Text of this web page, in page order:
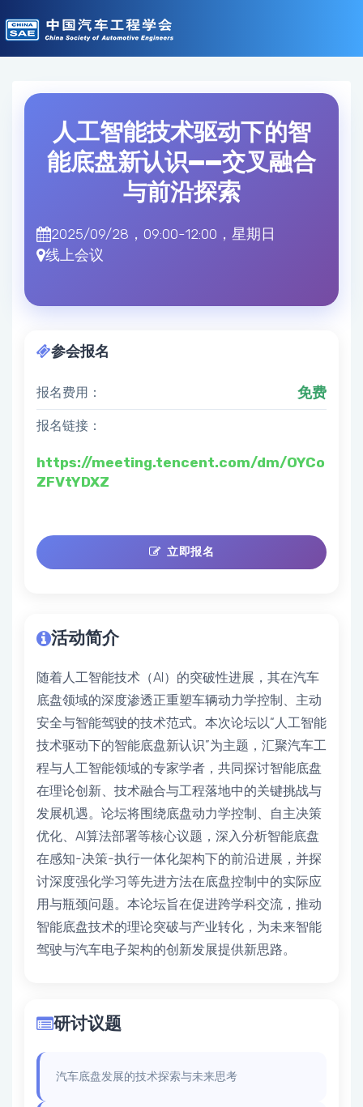
人工智能技术驱动下的智
能底盘新认识——交叉融合
与前沿探索
2025/09/28，09:00-12:00，星期日
线上会议
活动简介
随着人工智能技术（AI）的突破性进展，其在汽车
底盘领域的深度渗透正重塑车辆动力学控制、主动
安全与智能驾驶的技术范式。本次论坛以“人工智能
技术驱动下的智能底盘新认识”为主题，汇聚汽车工
程与人工智能领域的专家学者，共同探讨智能底盘
在理论创新、技术融合与工程落地中的关键挑战与
发展机遇。论坛将围绕底盘动力学控制、自主决策
优化、AI算法部署等核心议题，深入分析智能底盘
在感知-决策-执行一体化架构下的前沿进展，并探
讨深度强化学习等先进方法在底盘控制中的实际应
用与瓶颈问题。本论坛旨在促进跨学科交流，推动
智能底盘技术的理论突破与产业转化，为未来智能
驾驶与汽车电子架构的创新发展提供新思路。
研讨议题
汽车底盘发展的技术探索与未来思考
参会报名
报名费用： 免费
报名链接：
https://meeting.tencent.com/dm/OYCo
ZFVtYDXZ
立即报名